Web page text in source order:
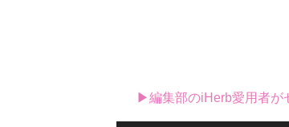
▶編集部のiHerb愛用者が